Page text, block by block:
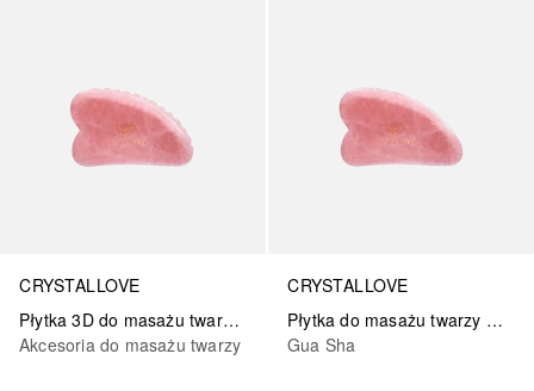
CRYSTALLOVE
Płytka 3D do masażu twarzy Gua Sha z Kwarcu Różowego
Akcesoria do masażu twarzy
CRYSTALLOVE
Płytka do masażu twarzy Gua Sha z Kwarcu Różowego
Gua Sha